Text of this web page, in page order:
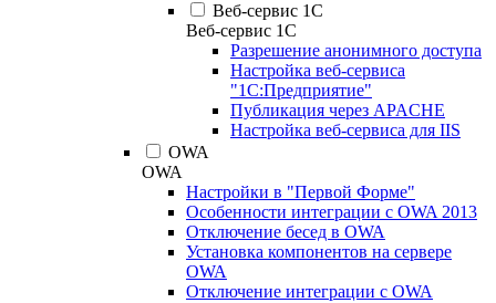
Веб-сервис 1С
Веб-сервис 1С
Разрешение анонимного доступа
Настройка веб-сервиса
"1С:Предприятие"
Публикация через APACHE
Настройка веб-сервиса для IIS
OWA
OWA
Настройки в "Первой Форме"
Особенности интеграции с OWA 2013
Отключение бесед в OWA
Установка компонентов на сервере
OWA
Отключение интеграции с OWA